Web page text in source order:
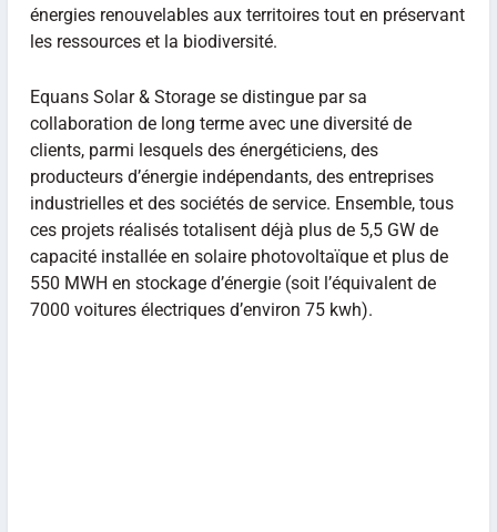
énergies renouvelables aux territoires tout en préservant
les ressources et la biodiversité.
Equans Solar & Storage se distingue par sa
collaboration de long terme avec une diversité de
clients, parmi lesquels des énergéticiens, des
producteurs d’énergie indépendants, des entreprises
industrielles et des sociétés de service. Ensemble, tous
ces projets réalisés totalisent déjà plus de 5,5 GW de
capacité installée en solaire photovoltaïque et plus de
550 MWH en stockage d’énergie (soit l’équivalent de
7000 voitures électriques d’environ 75 kwh).